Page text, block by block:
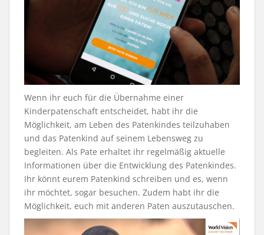
Wenn ihr euch für die Übernahme einer
Kinderpatenschaft entscheidet, habt ihr die
Möglichkeit, am Leben des Patenkindes teilzuhaben
und das Patenkind auf seinem Lebensweg zu
begleiten. Als Pate erhaltet ihr regelmäßig aktuelle
Informationen über die Entwicklung des Patenkindes.
Ihr könnt eurem Patenkind schreiben und es, wenn
ihr möchtet, sogar besuchen. Zudem habt ihr die
Möglichkeit, euch mit anderen Paten auszutauschen.